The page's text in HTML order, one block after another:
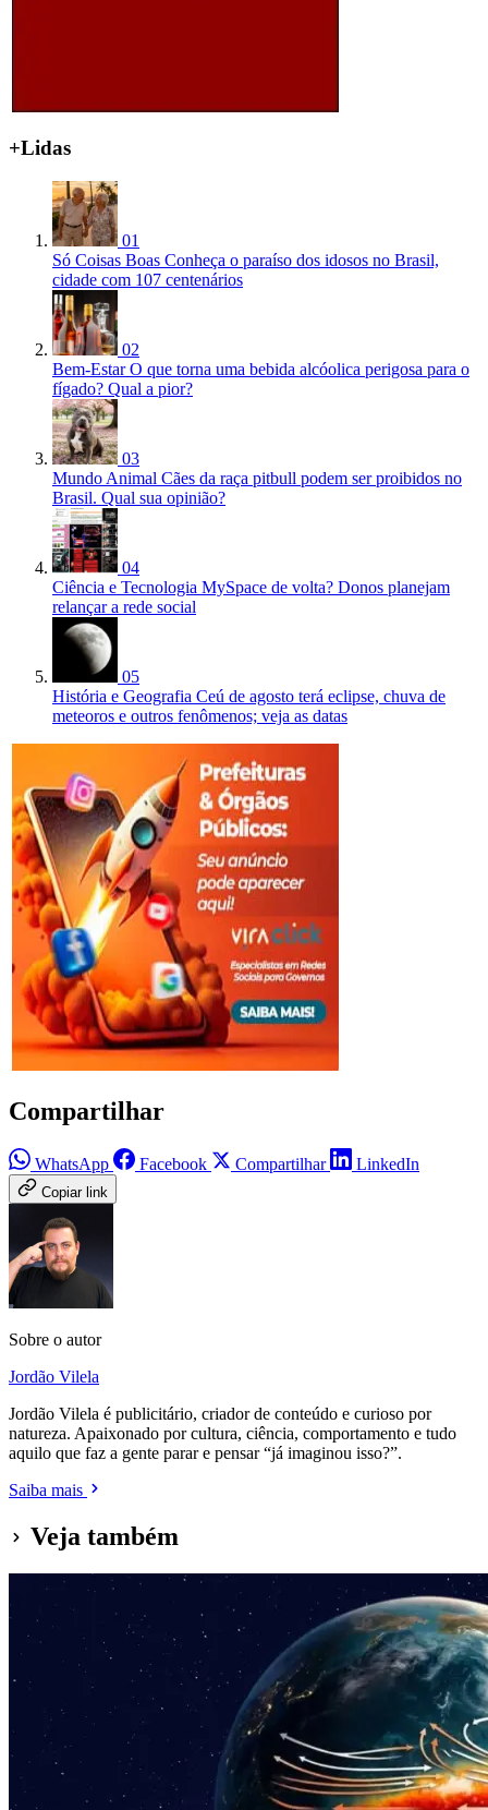
+Lidas
01
Só Coisas Boas Conheça o paraíso dos idosos no Brasil,
cidade com 107 centenários
02
Bem-Estar O que torna uma bebida alcóolica perigosa para o
fígado? Qual a pior?
03
Mundo Animal Cães da raça pitbull podem ser proibidos no
Brasil. Qual sua opinião?
04
Ciência e Tecnologia MySpace de volta? Donos planejam
relançar a rede social
05
História e Geografia Ceú de agosto terá eclipse, chuva de
meteoros e outros fenômenos; veja as datas
Compartilhar
WhatsApp Facebook Compartilhar LinkedIn
Copiar link
Sobre o autor
Jordão Vilela
Jordão Vilela é publicitário, criador de conteúdo e curioso por
natureza. Apaixonado por cultura, ciência, comportamento e tudo
aquilo que faz a gente parar e pensar “já imaginou isso?”.
Saiba mais
Veja também